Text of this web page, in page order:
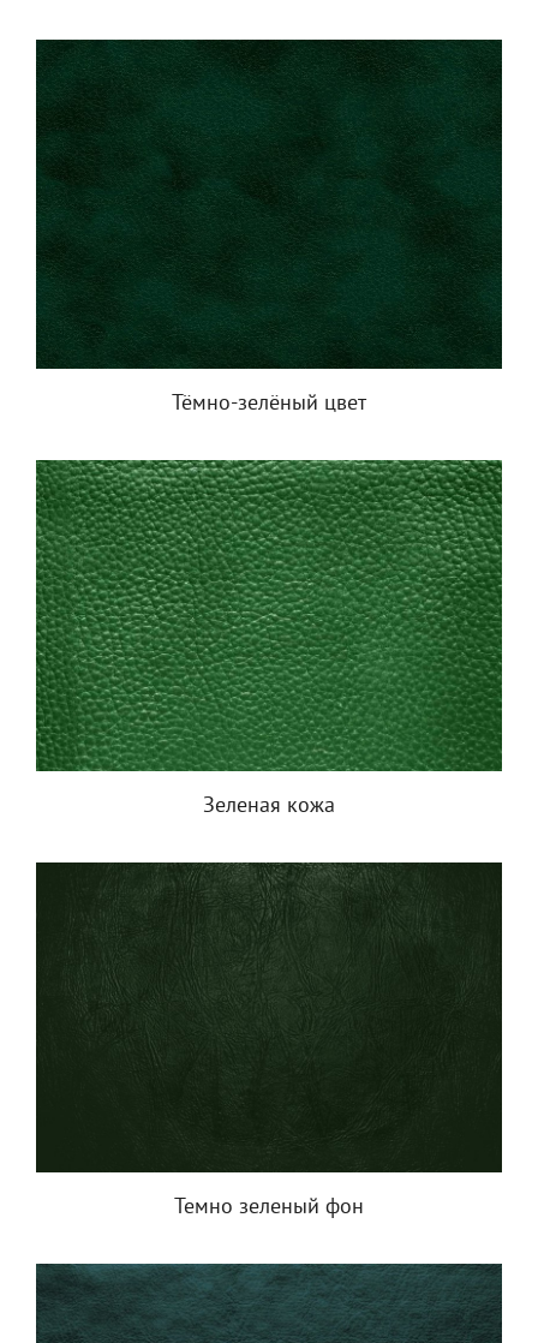
Тёмно-зелёный цвет
Зеленая кожа
Темно зеленый фон